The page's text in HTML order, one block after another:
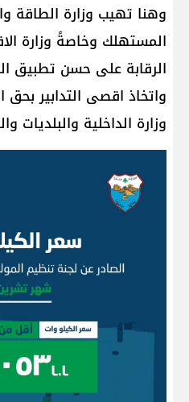
وهنا تهيب وزارة الطاقة
المستهلك وخاصةً وزارة
الرقابة على حسن تطبيق
واتخاذ اقصى التدابير بحق
وزارة الداخلية والبلديات